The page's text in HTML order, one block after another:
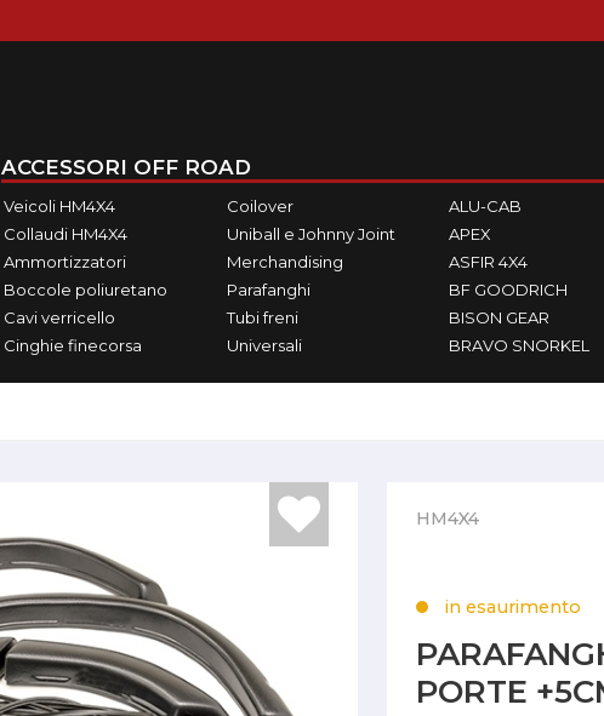
ACCESSORI OFF ROAD
Veicoli HM4X4
Collaudi HM4X4
Ammortizzatori
Boccole poliuretano
Cavi verricello
Cinghie finecorsa
Coilover
Uniball e Johnny Joint
Merchandising
Parafanghi
Tubi freni
Universali
ALU-CAB
APEX
ASFIR 4X4
BF GOODRICH
BISON GEAR
BRAVO SNORKEL
HM4X4
in esaurimento
PORTE